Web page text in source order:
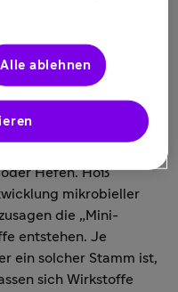
Medikamente zu
der globalen
Platform“ von
die Grundlagen für
Hefen. Höß
mikrobieller
die „Mini-
entstehen. Je
ein solcher Stamm ist,
sich Wirkstoffe
Alle ablehnen